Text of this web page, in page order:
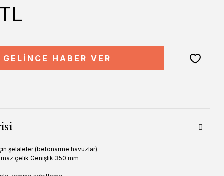
GELİNCE HABER VER
şelaleler (betonarme havuzlar).
çelik Genişlik 350 mm